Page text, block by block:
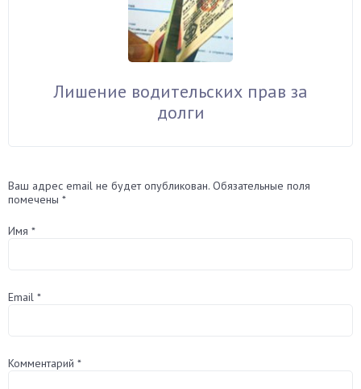
Лишение водительских прав за
долги
Ваш адрес email не будет опубликован. Обязательные поля
помечены *
Имя *
Email *
Комментарий *